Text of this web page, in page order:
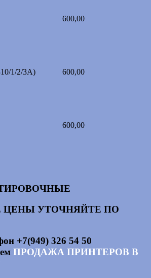
600,00
1/2/3A) 600,00
600,00
ЦЕНЫ УТОЧНЯЙТЕ ПО
+7(949) 326 54 50
ПРОДАЖА ПРИНТЕРОВ В